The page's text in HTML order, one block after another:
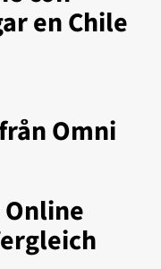
en Chile
Omni
Online